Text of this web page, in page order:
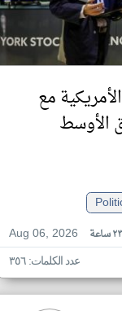
مع
الأوسط
Aug 06, 2026
عدد الكلمات: ٣٥٦